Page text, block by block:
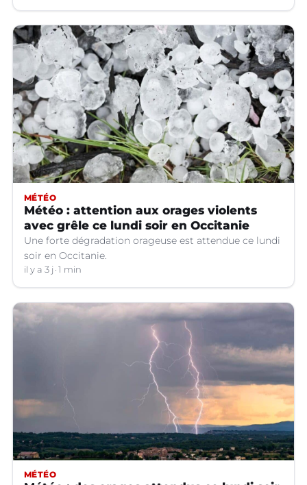
MÉTÉO
Météo : attention aux orages violents
avec grêle ce lundi soir en Occitanie
Une forte dégradation orageuse est attendue ce lundi
soir en Occitanie.
il y a 3 j 1 min
MÉTÉO